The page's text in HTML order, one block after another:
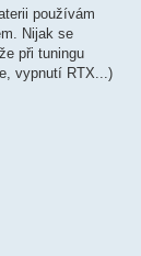
používám
Nijak se
při tuningu
vypnutí RTX...)